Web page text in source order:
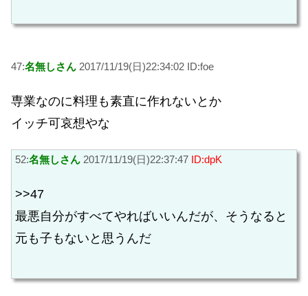
47:名無しさん 2017/11/19(日)22:34:02 ID:foe
専業なのに料理も素直に作れないとか
イッチ可哀想やな
52:名無しさん 2017/11/19(日)22:37:47 ID:dpK
>>47
最悪自分がすべてやればいいんだが、そうなると
元も子もないと思うんだ